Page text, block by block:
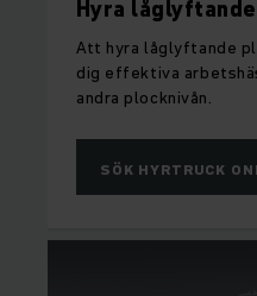
Hyra
Att hyra låglyftande
dig effektiva
andra plocknivån.
SÖK HYRTRUCK